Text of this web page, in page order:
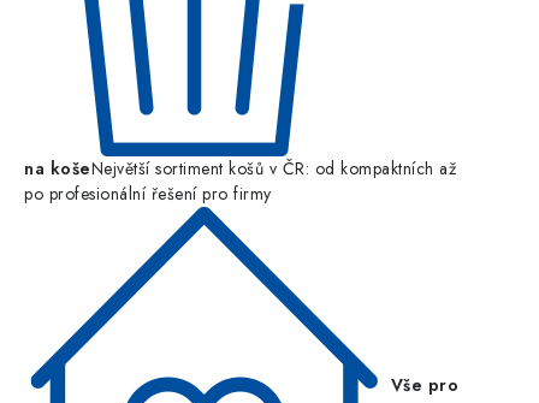
na košeNejvětší sortiment košů v ČR: od kompaktních až
po profesionální řešení pro firmy
Vše pro